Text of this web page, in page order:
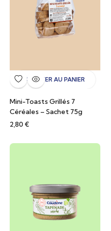
AJOUTER AU PANIER
Mini-Toasts Grillés 7
Céréales – Sachet 75g
2,80 €